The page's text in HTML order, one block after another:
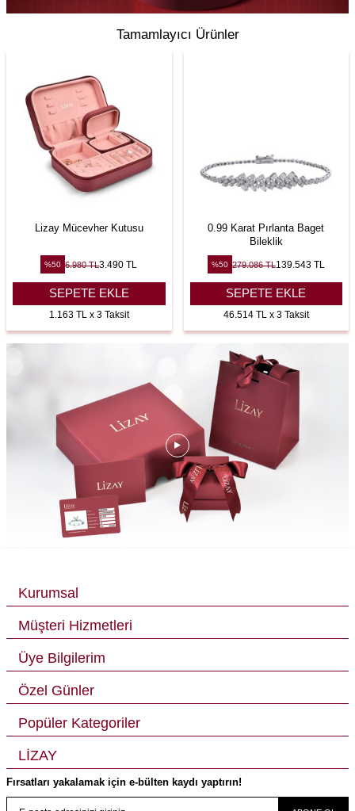
Tamamlayıcı Ürünler
Lizay Mücevher Kutusu
%50 6.980TL3.490 TL
SEPETE EKLE
1.163 TL x 3 Taksit
0.99 Karat Pırlanta Baget
Bileklik
%50 279.086TL139.543TL
SEPETE EKLE
46.514 TL x 3 Taksit
Kurumsal
Müşteri Hizmetleri
Üye Bilgilerim
Özel Günler
Popüler Kategoriler
LİZAY
Fırsatları yakalamak için e-bülten kaydı yaptırın!